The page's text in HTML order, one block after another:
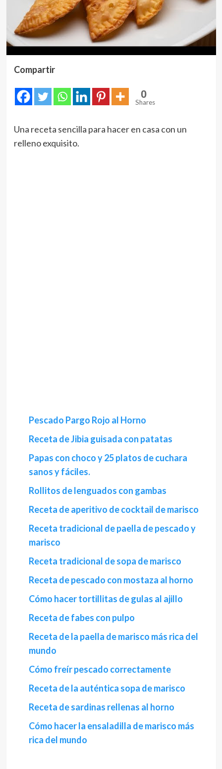
Compartir
0
Shares
Una receta sencilla para hacer en casa con un
relleno exquisito.
Pescado Pargo Rojo al Horno
Receta de Jibia guisada con patatas
Papas con choco y 25 platos de cuchara
sanos y fáciles.
Rollitos de lenguados con gambas
Receta de aperitivo de cocktail de marisco
Receta tradicional de paella de pescado y
marisco
Receta tradicional de sopa de marisco
Receta de pescado con mostaza al horno
Cómo hacer tortillitas de gulas al ajillo
Receta de fabes con pulpo
Receta de la paella de marisco más rica del
mundo
Cómo freír pescado correctamente
Receta de la auténtica sopa de marisco
Receta de sardinas rellenas al horno
Cómo hacer la ensaladilla de marisco más
rica del mundo